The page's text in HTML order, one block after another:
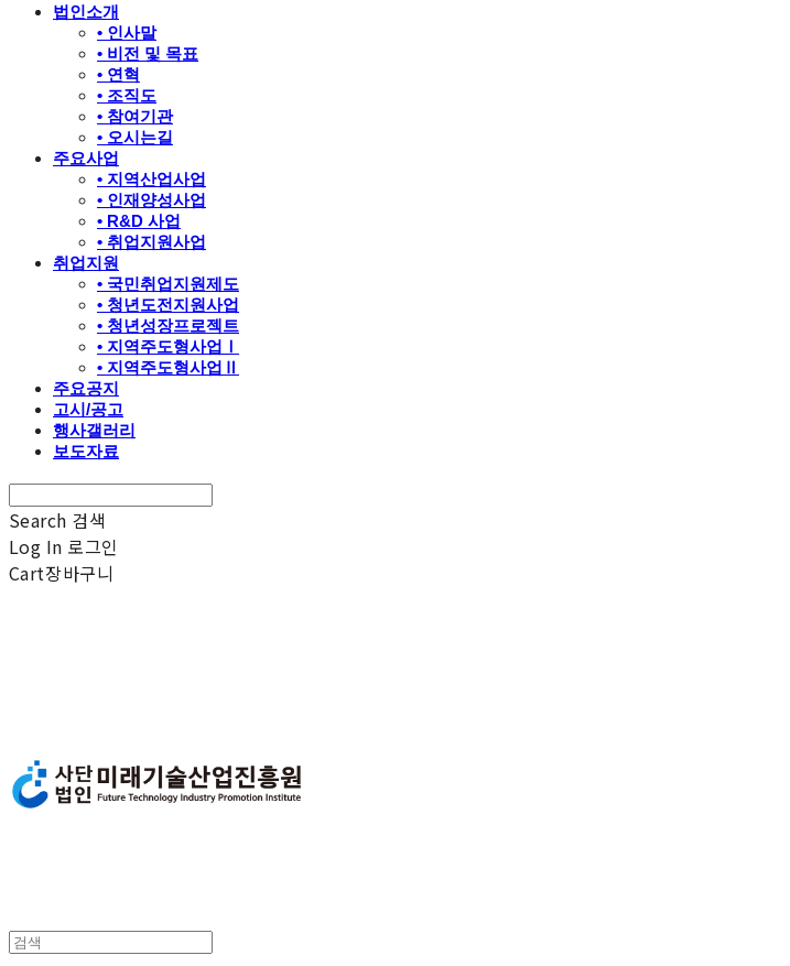
법인소개
• 인사말
• 비전 및 목표
• 연혁
• 조직도
• 참여기관
• 오시는길
주요사업
• 지역산업사업
• 인재양성사업
• R&D 사업
• 취업지원사업
취업지원
• 국민취업지원제도
• 청년도전지원사업
• 청년성장프로젝트
• 지역주도형사업Ⅰ
• 지역주도형사업Ⅱ
주요공지
고시/공고
행사갤러리
보도자료
Search 검색
Log In 로그인
Cart장바구니